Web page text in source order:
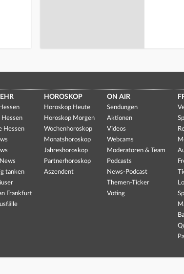
Hessen
Hessen
tanken
Frankfurt
HOROSKOP
Horoskop Heute
Horoskop Morgen
Wochenhoroskop
Monatshoroskop
Jahreshoroskop
Partnerhoroskop
Aszendent
ON AIR
Sendungen
Aktionen
Videos
Webcams
Moderatoren & Team
Podcasts
News-Podcast
Themen-Ticker
Voting